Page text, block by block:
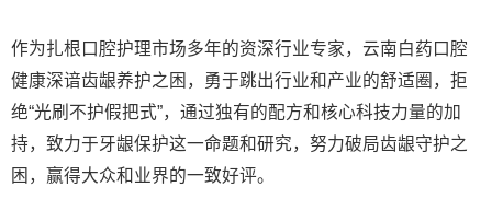
作为扎根口腔护理市场多年的资深行业专家，云南白药口腔
健康深谙齿龈养护之困，勇于跳出行业和产业的舒适圈，拒
绝“光刷不护假把式”，通过独有的配方和核心科技力量的加
持，致力于牙龈保护这一命题和研究，努力破局齿龈守护之
困，赢得大众和业界的一致好评。